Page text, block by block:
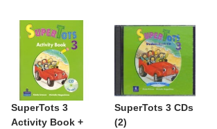
SuperTots 3
Activity Book +
SuperTots 3 CDs
(2)